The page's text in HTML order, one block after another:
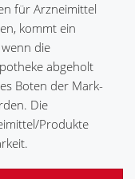
für Arzneimittel
kommt ein
die
abgeholt
Boten der Mark-
Die
Produkte